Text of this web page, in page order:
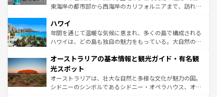
者向けの交通パス提供のサービスもあり、うまく活用すれ
着のスイス情報は
東海岸の都市部から西海岸のカリフォルニアまで、訪れる
のような巨大都市は、観光、ショッピング、エンターテイ
ンメントが詰まった刺激的なスポットだ。一方、アメリカ
西部には大自然が広がり、グランドキャニオンやイエロー
部のニューオーリンズでは、音楽と美食が融合した独特の
文化が魅力。旅行者はアメリカの各地域で異なる魅力を楽
しみながら、その多様性と豊かな歴史を感じることができ
るだろう。車でのロードトリップや列車の旅も、アメリカ
ハワイ
年間を通じて温暖な気候に恵まれ、多くの島で構成される
ハワイは、どの島も独自の魅力をもっている。大自然の神
ワイ島は見逃せない。また、定番の観光地といえばオアフ
島だが、静かな自然を求めるならマウイ島やカウアイ島が
おすすめ。エメラルドグリーンに輝く海をはじめ、豊かな
文化や歴史が息づいている。「アロハスピリット」と呼ば
オーストラリアの基本情報と観光ガイド・有名観
光スポット
オーストラリアは、壮大な自然と多様な文化が魅力の国。
シドニーのシンボルであるシドニー・オペラハウス、オー